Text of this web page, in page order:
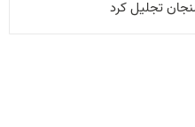
تجلیل کرد